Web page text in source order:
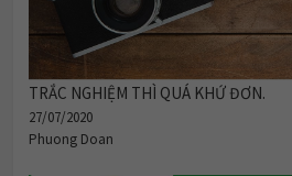
TRẮC NGHIỆM THÌ QUÁ KHỨ ĐƠN.
27/07/2020
Phuong Doan